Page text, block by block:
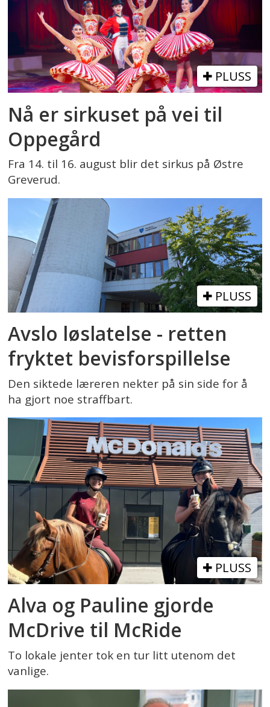
PLUSS
Nå er sirkuset på vei til
Oppegård
Fra 14. til 16. august blir det sirkus på Østre
Greverud.
PLUSS
Avslo løslatelse - retten
fryktet bevisforspillelse
Den siktede læreren nekter på sin side for å
ha gjort noe straffbart.
PLUSS
Alva og Pauline gjorde
McDrive til McRide
To lokale jenter tok en tur litt utenom det
vanlige.